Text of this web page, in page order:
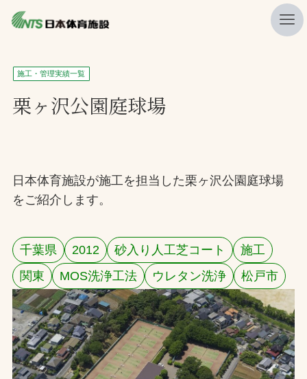
私たちの強み
ニュース
製品・サービス一覧
施工・管理実績一覧
採用情報
検索
お問合せ
お取引先の皆様へ
施工・管理実績一覧
栗ヶ沢公園庭球場
日本体育施設が施工を担当した栗ヶ沢公園庭球場
をご紹介します。
千葉県 2012 砂入り人工芝コート
施工
関東
MOS洗浄工法 ウレタン洗浄 松戸市